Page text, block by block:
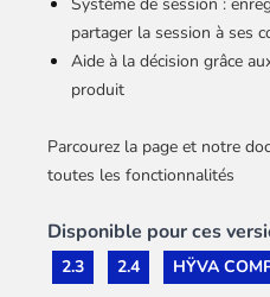
partager la session à ses
Aide à la décision grâce
produit
Parcourez la page et notre
toutes les fonctionnalités
Disponible pour ces
2.3 2.4 HŸVA